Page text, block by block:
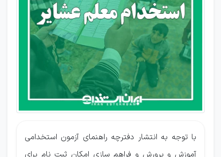
با توجه به انتشار دفترچه راهنمای آزمون استخدامی
آموزش و پرورش و فراهم سازی امکان ثبت نام برای